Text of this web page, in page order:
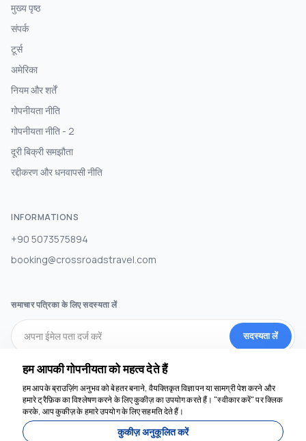
मुख्य पृष्ठ
संपर्क
टूर्स
अमेरिका
नियम और शर्तें
गोपनीयता नीति
गोपनीयता नीति - 2
दूरी बिक्री समझौता
रद्दीकरण और धनवापसी नीति
INFORMATIONS
+90 5073575894
booking@crossroadstravel.com
समाचार पत्रिका के लिए सदस्यता लें
सदस्यता लें
सामाजिक मीडिया
हम आपकी गोपनीयता को महत्व देते हैं
हम आपके ब्राउज़िंग अनुभव को बेहतर बनाने, वैयक्तिकृत विज्ञापन या सामग्री पेश करने और
हमारे ट्रैफ़िक का विश्लेषण करने के लिए कुकीज़ का उपयोग करते हैं। "स्वीकार करें" पर क्लिक
करके, आप कुकीज़ के हमारे उपयोग के लिए सहमति देते हैं।
कुकीज़ अनुकूलित करें